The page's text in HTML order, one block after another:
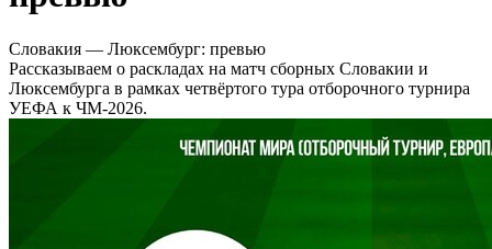
Словакия ― Люксембург: превью
Рассказываем о раскладах на матч сборных Словакии и
Люксембурга в рамках четвёртого тура отборочного турнира
УЕФА к ЧМ-2026.